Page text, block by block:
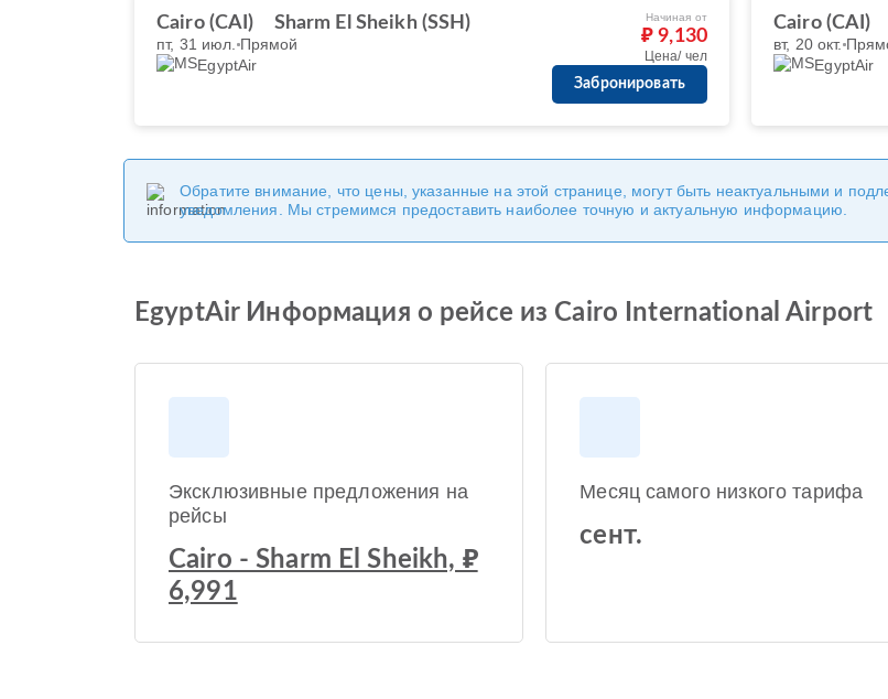
Cairo (CAI) Sharm El Sheikh (SSH)
пт, 31 июл. Прямой
EgyptAir
Начиная от
₽ 9,130
Цена/ чел
Забронировать
Cairo (CAI)
вт, 20 окт.
EgyptAir
Обратите внимание, что цены, указанные на этой странице, могут быть неактуальными и
уведомления. Мы стремимся предоставить наиболее точную и актуальную информацию.
EgyptAir Информация о рейсе из Cairo International Airport
Эксклюзивные предложения на
рейсы
Cairo - Sharm El Sheikh, ₽
6,991
Месяц самого низкого тарифа
сент.